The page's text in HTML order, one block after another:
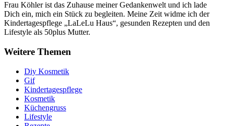
Frau Köhler ist das Zuhause meiner Gedankenwelt und ich lade
Dich ein, mich ein Stück zu begleiten. Meine Zeit widme ich der
Kindertagespflege „LaLeLu Haus“, gesunden Rezepten und den
Lifestyle als 50plus Mutter.
Weitere Themen
Diy Kosmetik
Gif
Kindertagespflege
Kosmetik
Küchengruss
Lifestyle